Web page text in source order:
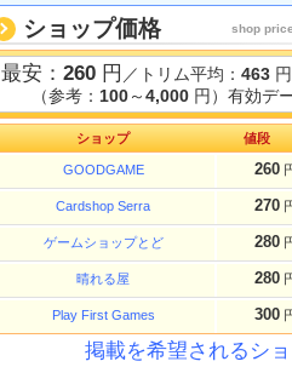
ショップ価格 shop
最安： 260 円 ／トリム平均： 463 円
（参考： 100～4,000 円）有効デ
ショップ 値段
GOODGAME 260
Cardshop Serra 270
ゲームショップとど 280
晴れる屋 280
Play First Games 300
掲載を希望されるシ